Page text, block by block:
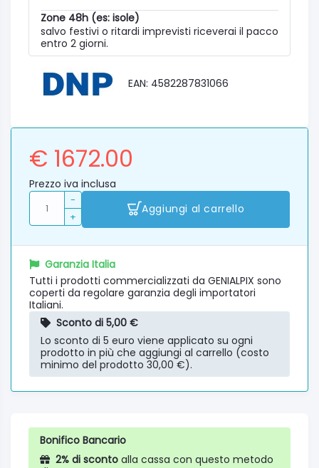
Zone 48h (es: isole)
salvo festivi o ritardi imprevisti riceverai il pacco
entro 2 giorni.
EAN: 4582287831066
€ 1672.00
Prezzo iva inclusa
-
+
Aggiungi al carrello
Garanzia Italia
Tutti i prodotti commercializzati da GENIALPIX sono
coperti da regolare garanzia degli importatori
Italiani.
Sconto di 5,00 €
Lo sconto di 5 euro viene applicato su ogni
prodotto in più che aggiungi al carrello (costo
minimo del prodotto 30,00 €).
Bonifico Bancario
2% di sconto alla cassa con questo metodo